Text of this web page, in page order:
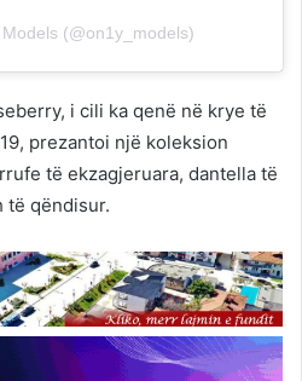
(@on1y_models)
i cili ka qenë në krye të
prezantoi një koleksion
të ekzagjeruara, dantella të
të qëndisur.